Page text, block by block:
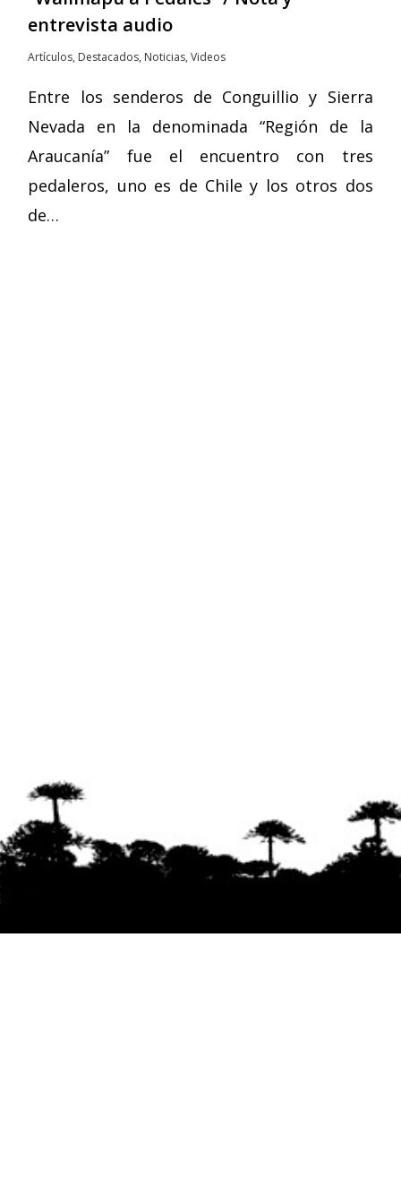
entrevista audio
Artículos, Destacados, Noticias,Videos
Entre los senderos de Conguillio y Sierra
Nevada en la denominada “Región de la
Araucanía” fue el encuentro con tres
pedaleros, uno es de Chile y los otros dos
de…